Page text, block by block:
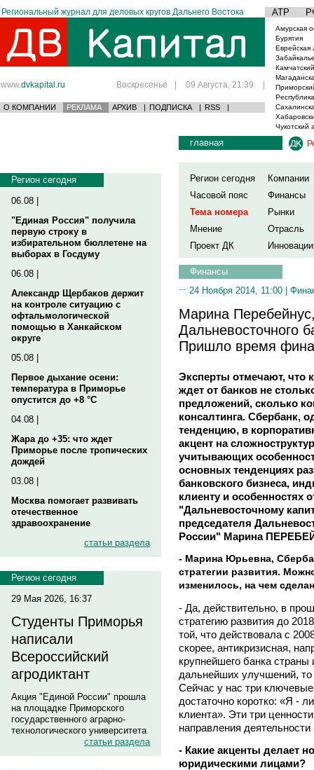
Региональный журнал для деловых кругов Дальнего Востока АТР
www.dvkapital.ru Воскресенье | 09 Августа, 21:39 |
О КОМПАНИИ РЕКЛАМА АРХИВ | ПОДПИСКА | RSS |
Амурская
Бурятия
Еврейская
Чукотский
Регион сегодня
06.08 |
"Единая Россия" получила
первую строку в
избирательном бюллетене на
выборах в Госдуму
06.08 |
Александр Щербаков держит
на контроле ситуацию с
офтальмологической
помощью в Ханкайском
округе
05.08 |
Первое дыхание осени:
температура в Приморье
опустится до +8 °C
04.08 |
Жара до +35: что ждет
Приморье после тропических
дождей
03.08 |
Москва помогает развивать
отечественное
здравоохранение
статьи раздела
Регион сегодня
29 Мая 2026, 16:37
Студенты Приморья
написали
Всероссийский
агродиктант
Акция "Единой России" прошла
на площадке Приморского
государственного аграрно-
технологического университета
статьи раздела
главная
Регион сегодня
Компании
Часовой пояс
Финансы
Тема номера
Рынки
Мнение
Отрасль
Проект ДК
Инновации
Финансы
24 Ноября 2014, 11:00 |
Марина
Дальневосточного
Пришло время
Эксперты отмечают, что
ждет от банков не
предложений, сколько
консалтинга. Сбербанк,
тенденцию, в
акцент на
учитывающих
основных тенденциях
банковского бизнеса,
клиенту и особенностях
"Дальневосточному
председателя
России" Марина
- Марина Юрьевна,
стратегии развития.
изменилось, на чем
- Да, действительно, в
стратегию развития до
той, что действовала с
скорее, антикризисная,
крупнейшего банка
дальнейших улучшений, то
Сейчас у нас три
достаточно коротко: «Я -
клиента». Эти три
направления деятельности
- Какие акценты делает
юридическими лицами?